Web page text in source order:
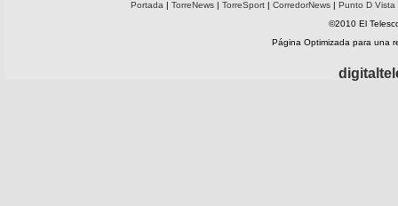
Portada | TorreNews| TorreSport| CorredorNews| Punto D Vista
©2010 El
Página Optimizada para una